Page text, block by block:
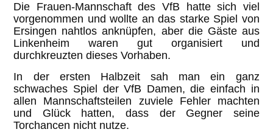
Die Frauen-Mannschaft des VfB hatte sich viel
vorgenommen und wollte an das starke Spiel von
Ersingen nahtlos anknüpfen, aber die Gäste aus
Linkenheim waren gut organisiert und
durchkreuzten dieses Vorhaben.
In der ersten Halbzeit sah man ein ganz
schwaches Spiel der VfB Damen, die einfach in
allen Mannschaftsteilen zuviele Fehler machten
und Glück hatten, dass der Gegner seine
Torchancen nicht nutze.